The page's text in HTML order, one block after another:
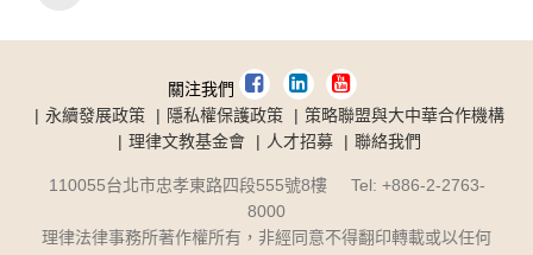
關注我們
永續發展政策
隱私權保護政策
策略聯盟與大中華合作機構
理律文教基金會
人才招募 聯絡我們
110055台北市忠孝東路四段555號8樓 Tel: +886-2-2763-
8000
理律法律事務所著作權所有，非經同意不得翻印轉載或以任何